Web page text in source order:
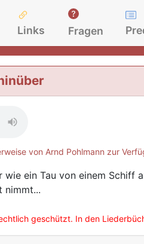
Links Fragen
von Arnd Pohlmann zur
wie ein Tau von einem Schiff
nimmt...
geschützt. In den